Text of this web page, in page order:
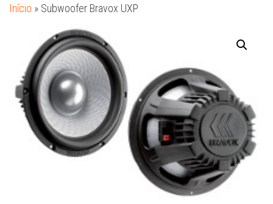
Início » Subwoofer Bravox UXP